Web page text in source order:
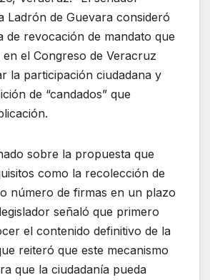
Ladrón de Guevara consideró
de revocación de mandato que
en el Congreso de Veracruz
la participación ciudadana y
de “candados” que
sobre la propuesta que
como la recolección de
número de firmas en un plazo
señaló que primero
el contenido definitivo de la
reiteró que este mecanismo
que la ciudadanía pueda